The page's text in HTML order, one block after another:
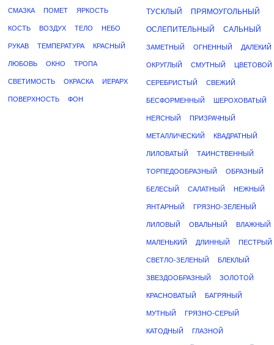
СМАЗКА ПОМЕТ ЯРКОСТЬ
КОСТЬ ВОЗДУХ ТЕЛО НЕБО
РУКАВ ТЕМПЕРАТУРА КРАСНЫЙ
ЛЮБОВЬ ОКНО ТРОПА
СВЕТИМОСТЬ ОКРАСКА ИЕРАРХ
ПОВЕРХНОСТЬ ФОН
ТУСКЛЫЙ ПРЯМОУГОЛЬНЫЙ
ОСЛЕПИТЕЛЬНЫЙ САЛЬНЫЙ
ЗАМЕТНЫЙ ОГНЕННЫЙ ДАЛЕКИЙ
ОКРУГЛЫЙ СМУТНЫЙ ЦВЕТОВОЙ
СЕРЕБРИСТЫЙ СВЕЖИЙ
БЕСФОРМЕННЫЙ ШЕРОХОВАТЫЙ
НЕЯСНЫЙ ПРИЗРАЧНЫЙ
МЕТАЛЛИЧЕСКИЙ КВАДРАТНЫЙ
ЛИЛОВАТЫЙ ТАИНСТВЕННЫЙ
ТОРПЕДООБРАЗНЫЙ ОБРАЗНЫЙ
БЕЛЕСЫЙ САЛАТНЫЙ НЕЖНЫЙ
ЯНТАРНЫЙ ГРЯЗНО-ЗЕЛЕНЫЙ
ЛИЛОВЫЙ ОВАЛЬНЫЙ ВЛАЖНЫЙ
МАЛЕНЬКИЙ ДЛИННЫЙ ПЕСТРЫЙ
СВЕТЛО-ЗЕЛЕНЫЙ БЛЕКЛЫЙ
ЗВЕЗДООБРАЗНЫЙ ЗОЛОТОЙ
КРАСНОВАТЫЙ БАГРЯНЫЙ
МУТНЫЙ ГРЯЗНО-СЕРЫЙ
КАТОДНЫЙ ГЛАЗНОЙ